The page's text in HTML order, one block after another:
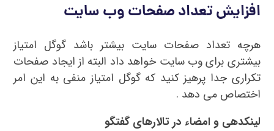
افزایش تعداد صفحات وب سایت
هرچه تعداد صفحات سایت بیشتر باشد گوگل امتیاز
بیشتری برای وب سایت خواهد داد البته از ایجاد صفحات
تکراری جدا پرهیز کنید که گوگل امتیاز منفی به این امر
اختصاص می دهد .
لینکدهی و امضاء در تالارهای گفتگو